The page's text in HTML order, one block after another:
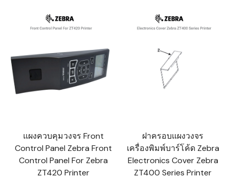
แผงควบคุมวงจร Front
Control Panel Zebra Front
Control Panel For Zebra
ZT420 Printer
ฝาครอบแผงวงจร
เครื่องพิมพ์บาร์โค้ด Zebra
Electronics Cover Zebra
ZT400 Series Printer